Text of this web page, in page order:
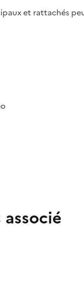
et rattachés